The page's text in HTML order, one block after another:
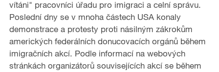
vítáni" pracovníci úřadu pro imigraci a celní správu.
Poslední dny se v mnoha částech USA konaly
demonstrace a protesty proti násilným zákrokům
amerických federálních donucovacích orgánů během
imigračních akcí. Podle informací na webových
stránkách organizátorů souvisejících akcí se během